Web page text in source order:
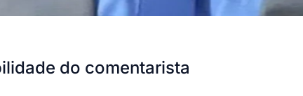
do comentarista